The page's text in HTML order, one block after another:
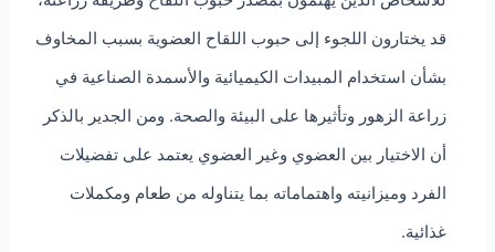
قد يختارون اللجوء إلى حبوب اللقاح العضوية بسبب المخاوف
بشأن استخدام المبيدات الكيميائية والأسمدة الصناعية في
زراعة الزهور وتأثيرها على البيئة والصحة. ومن الجدير بالذكر
أن الاختيار بين العضوي وغير العضوي يعتمد على تفضيلات
الفرد وميزانيته واهتماماته بما يتناوله من طعام ومكملات
غذائية.